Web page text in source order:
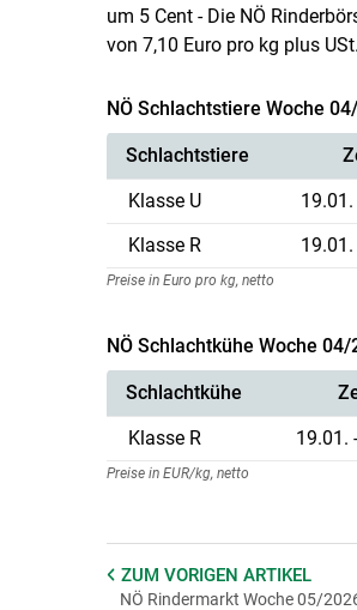
um 5 Cent - Die NÖ
von 7,10 Euro pro kg plus USt.
NÖ Schlachtstiere Woche
Schlachtstiere
Klasse U
Klasse R
Preise in Euro pro kg, netto
NÖ Schlachtkühe Woche 04/
Schlachtkühe
Klasse R
19.01.
Preise in EUR/kg, netto
ZUM VORIGEN ARTIKEL
NÖ Rindermarkt Woche 05/